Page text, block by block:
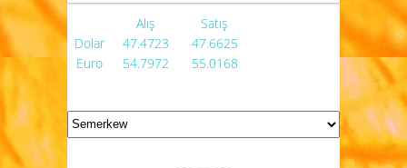
Alış
Satış
Dolar
47.4723
47.6625
Euro
54.7972 55.0168